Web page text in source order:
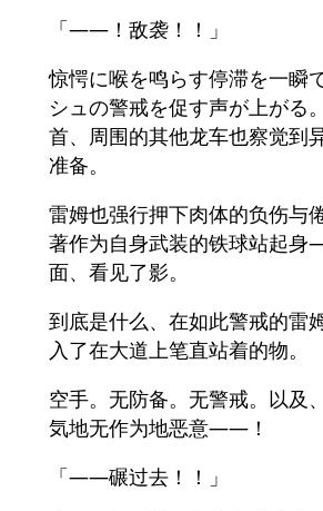
「――！敌袭！！」
惊愕に喉を鸣らす停滞を一瞬
シュの警戒を促す声が上がる
首、周围的其他龙车也察觉到
准备。
雷姆也强行押下肉体的负伤与
著作为自身武装的铁球站起
面、看见了影。
到底是什么、在如此警戒的雷
入了在大道上笔直站着的物。
空手。无防备。无警戒。以及
気地无作为地恶意――！
「――碾过去！！」